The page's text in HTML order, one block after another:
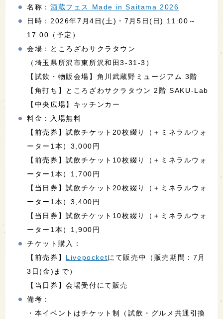
名称：酒蔵フェス Made in Saitama 2026
日時：2026年7月4日(土)・7月5日(日) 11:00～
17:00（予定）
会場：ところざわサクラタウン
（埼玉県所沢市東所沢和田3-31-3）
【試飲・物販会場】角川武蔵野ミュージアム 3階
【角打ち】ところざわサクラタウン 2階 SAKU-Lab
【中央広場】キッチンカー
料金：入場無料
【前売券】試飲チケット20枚綴り（＋ミネラルウォ
ーター1本）3,000円
【前売券】試飲チケット10枚綴り（＋ミネラルウォ
ーター1本）1,700円
【当日券】試飲チケット20枚綴り（＋ミネラルウォ
ーター1本）3,400円
【当日券】試飲チケット10枚綴り（＋ミネラルウォ
ーター1本）1,900円
チケット購入：
【前売券】 Livepocketにて販売中（販売期間：7月
3日(金)まで）
【当日券】会場受付にて販売
備考：
・本イベントはチケット制（試飲・グルメ共通引換